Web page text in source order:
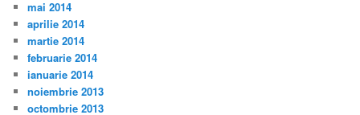
mai 2014
aprilie 2014
martie 2014
februarie 2014
ianuarie 2014
noiembrie 2013
octombrie 2013